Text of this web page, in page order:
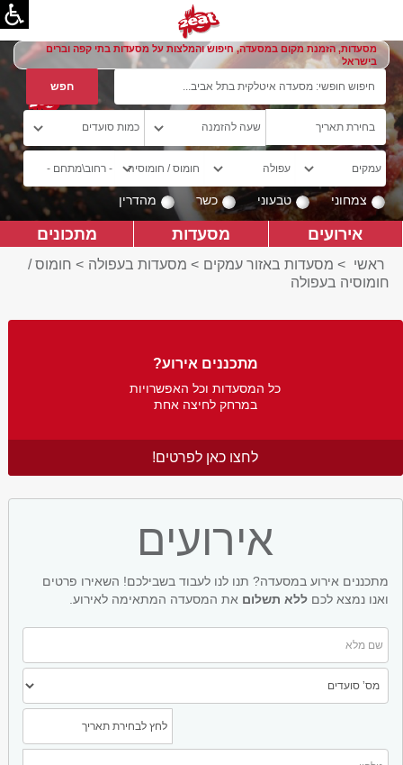
מסעדות, הזמנת מקום במסעדה, חיפוש והמלצות על מסעדות בתי קפה וברים
בישראל
צמחוני טבעוני כשר מהדרין
אירועים מסעדות מתכונים
ראשי > מסעדות באזור עמקים > מסעדות בעפולה > חומוס /
חומוסיה בעפולה
מתכננים אירוע?
כל המסעדות וכל האפשרויות
במרחק לחיצה אחת
לחצו כאן לפרטים!
אירועים
מתכננים אירוע במסעדה? תנו לנו לעבוד בשבילכם! השאירו פרטים
ואנו נמצא לכם ללא תשלום את המסעדה המתאימה לאירוע.